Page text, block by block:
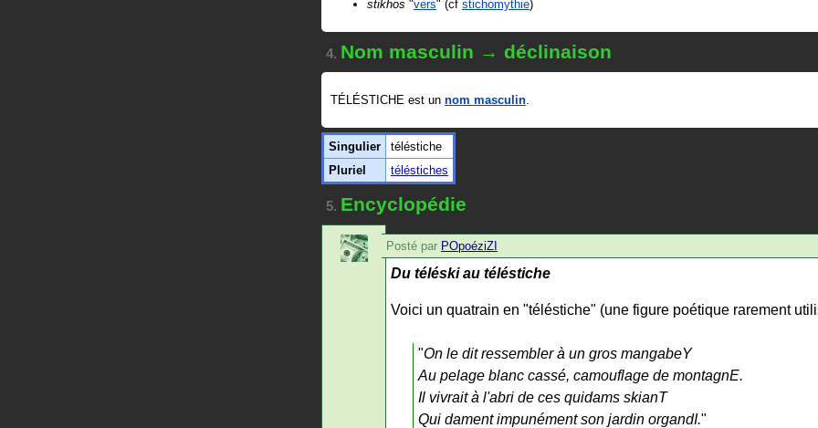
stikhos "vers" (cf stichomythie)
4. Nom masculin → déclinaison
TÉLÉSTICHE est un nom masculin.
Singulier
téléstiche
Pluriel
téléstiches
5. Encyclopédie
Posté par POpoéziZI
Du téléski au téléstiche
Voici un quatrain en "téléstiche" (une figure poétique rarement
"On le dit ressembler à un gros mangabeY
Au pelage blanc cassé, camouflage de montagnE.
Il vivrait à l'abri de ces quidams skianT
Qui dament impunément son jardin organdI."